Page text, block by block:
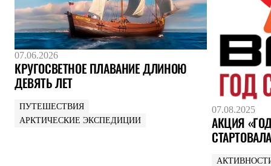
Жилеты
Термобелье
Теплое термобелье
Среднее термобелье
Легкое термобелье
Лёгкая одежда
Футболки
Рубашки
Брюки
Шорты
07.06.2026
КРУГОСВЕТНОЕ ПЛАВАНИЕ ДЛИНОЮ
ДЕВЯТЬ ЛЕТ
ПУТЕШЕСТВИЯ
АРКТИЧЕСКИЕ ЭКСПЕДИЦИИ
07.08.2025
АКЦИЯ
СТАРТОВАЛА